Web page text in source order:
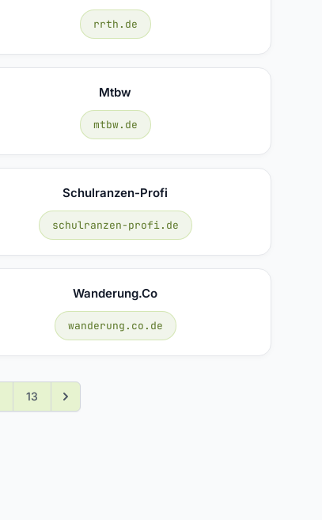
rrth.de
Mtbw
mtbw.de
Schulranzen-Profi
schulranzen-profi.de
Wanderung.co
wanderung.co.de
13